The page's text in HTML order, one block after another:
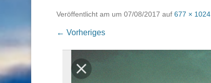
Veröffentlicht am um 07/08/2017 auf 677 × 1024
← Vorheriges